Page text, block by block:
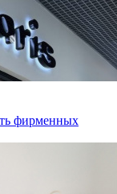
фирменных